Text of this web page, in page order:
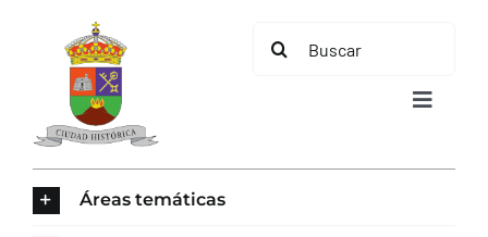
contenido
Buscar:
Toggle
Áreas temáticas